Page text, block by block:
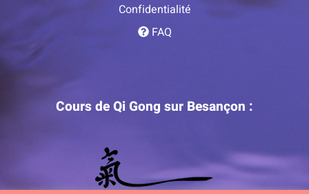
Confidentialité
FAQ
Cours de Qi Gong sur Besançon :